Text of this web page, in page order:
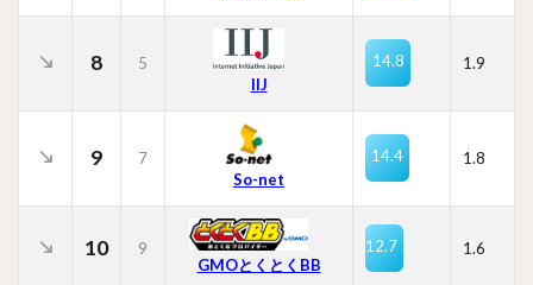
8
5
IIJ
14.8 1.9
9
7
So-net
14.4 1.8
10
9
GMOとくとくBB
12.7 1.6